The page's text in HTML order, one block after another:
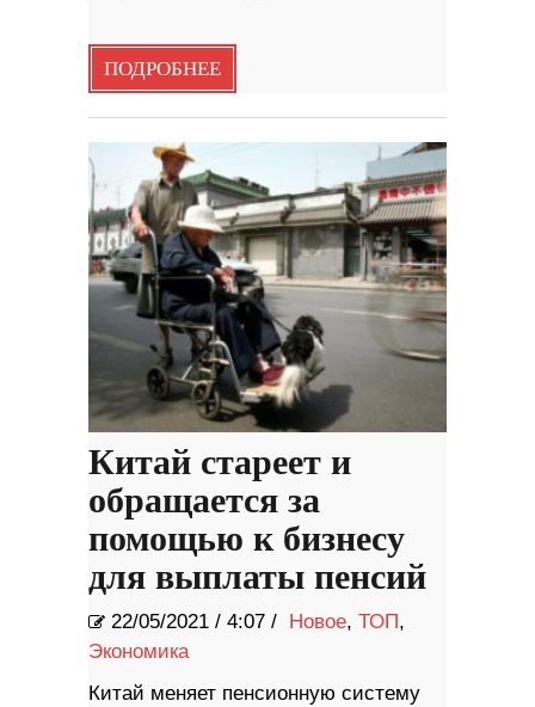
ПОДРОБНЕЕ
Китай стареет и
обращается за
помощью к бизнесу
для выплаты пенсий
22/05/2021 / 4:07 / Новое, ТОП,
Экономика
Китай меняет пенсионную систему